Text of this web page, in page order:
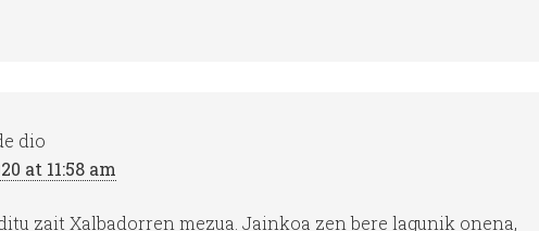
dio
at 11:58 am
zait Xalbadorren mezua. Jainkoa zen bere lagunik onena,